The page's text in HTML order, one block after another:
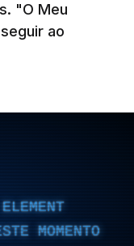
"O Meu
ao
MOMENTO